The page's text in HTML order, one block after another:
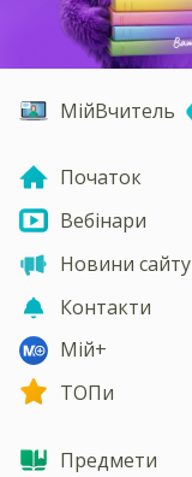
МійВчитель
Початок
Вебінари
Новини сайту
Контакти
Мій+
ТОПи
Предмети